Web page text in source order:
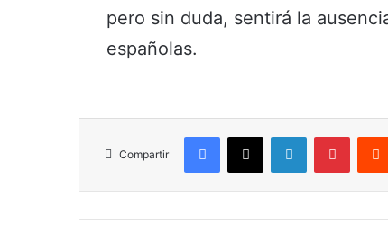
pero sin duda, sentirá la
españolas.
Compartir
Facebook
X LinkedIn